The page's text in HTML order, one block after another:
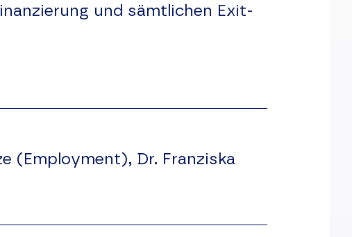
und sämtlichen Exit-
(Employment), Dr. Franziska